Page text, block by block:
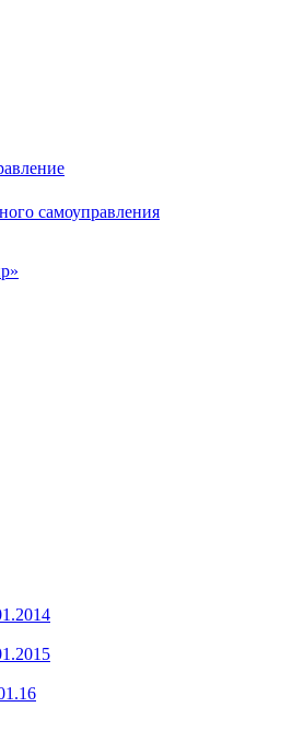
самоуправления